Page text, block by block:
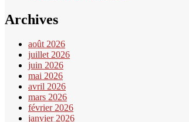
Archives
août 2026
juillet 2026
juin 2026
mai 2026
avril 2026
mars 2026
février 2026
janvier 2026